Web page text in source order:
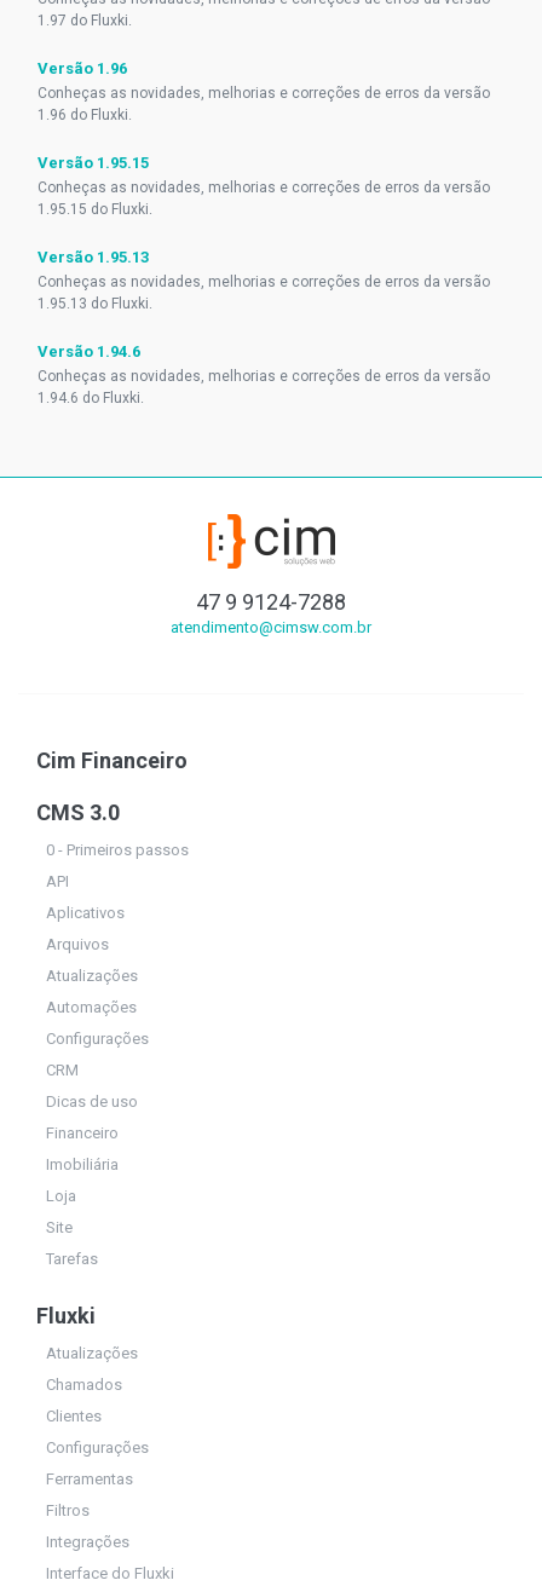
1.97 do Fluxki.
Versão 1.96
Conheças as novidades, melhorias e correções de erros da versão
1.96 do Fluxki.
Versão 1.95.15
Conheças as novidades, melhorias e correções de erros da versão
1.95.15 do Fluxki.
Versão 1.95.13
Conheças as novidades, melhorias e correções de erros da versão
1.95.13 do Fluxki.
Versão 1.94.6
Conheças as novidades, melhorias e correções de erros da versão
1.94.6 do Fluxki.
47 9 9124-7288
atendimento@cimsw.com.br
Cim Financeiro
CMS 3.0
0 - Primeiros passos
API
Aplicativos
Arquivos
Atualizações
Automações
Configurações
CRM
Dicas de uso
Financeiro
Imobiliária
Loja
Site
Tarefas
Fluxki
Atualizações
Chamados
Clientes
Configurações
Ferramentas
Filtros
Integrações
Interface do Fluxki